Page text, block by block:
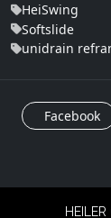
HeiSwing
Softslide
unidrain
Facebook